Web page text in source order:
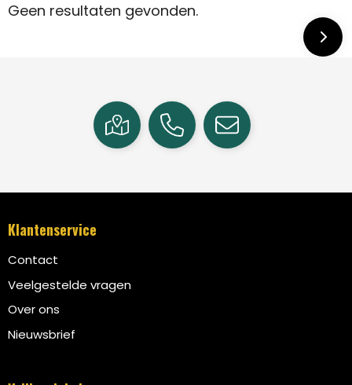
Geen resultaten gevonden.
Klantenservice
Contact
Veelgestelde vragen
Over ons
Nieuwsbrief